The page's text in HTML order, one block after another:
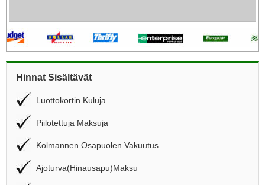
Hinnat Sisältävät
Luottokortin Kuluja
Piilotettuja Maksuja
Kolmannen Osapuolen Vakuutus
Ajoturva(Hinausapu)Maksu